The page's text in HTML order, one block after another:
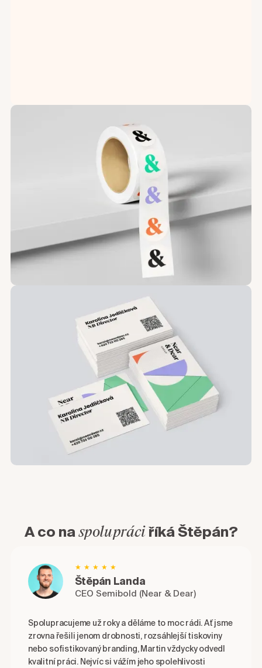
A co na spolupráciříká Štěpán?
★★★★★
Štěpán Landa
CEO Semibold (Near & Dear)
Spolupracujeme už roky a děláme to moc rádi. Ať jsme
zrovna řešili jenom drobnosti, rozsáhlejší tiskoviny
nebo sofistikovaný branding, Martin vždycky odvedl
kvalitní práci. Nejvíc si vážím jeho spolehlivosti